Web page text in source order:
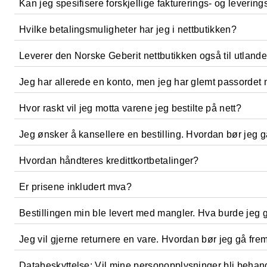
Stengt mellom 11:30 - 12:00 for lunsj
Send oss en e-post:
Geberit AS
1470 Lørenskog
Fraktkostnadene har en fast pris på 99 NOK per
Alle forsendelser sendes fra vårt lager.
Kan jeg spesifisere forskjellige fakturerings- og
Ja, du kan angi forskjellige adresser under
Hvilke betalingsmuligheter har jeg i nettbutikken?
Du har valget mellom bestillinger på konto (betales innen
Leverer den Norske Geberit nettbutikken også til
Nei, leveringen er kun tilgjengelig i Norge.
Jeg har allerede en konto, men jeg har glemt passordet
I hovedmenyen klikker du på Geberit ID (ved siden av
Hvor raskt vil jeg motta varene jeg bestilte på nett?
Varene du bestilte forlater vanligvis fabrikken innen 3-5
Jeg ønsker å kansellere en bestilling. Hvordan bør jeg
Ring oss på: Telefon 67978200
Man – Fre 08:00 - 16:00, Stengt mellom 11:30 - 12:00 for
eller send oss en Epost til
sales.no@geberit.commed
Hvordan håndteres kredittkortbetalinger?
Kredittkortbetalinger krypteres med velprøvd SSL-
du har bestilt hos oss. Dine data brukes av Worldline
ansvarlige for den aktuelle betalingsmåten. Worldline
Er prisene inkludert mva?
Ja, alle priser er inkludert mva.
Bestillingen min ble levert med mangler. Hva burde jeg
Dersom du oppdager mangler ved de leverte varene, er
Jeg vil gjerne returnere en vare. Hvordan bør jeg gå